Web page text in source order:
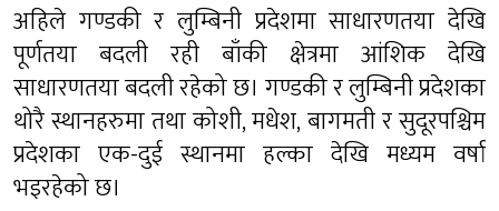
अहिले गण्डकी र लुम्बिनी प्रदेशमा साधारणतया देखि
पूर्णतया बदली रही बाँकी क्षेत्रमा आंशिक देखि
साधारणतया बदली रहेको छ। गण्डकी र लुम्बिनी प्रदेशका
थोरै स्थानहरुमा तथा कोशी, मधेश, बागमती र सुदूरपश्चिम
प्रदेशका एक-दुई स्थानमा हल्का देखि मध्यम वर्षा
भइरहेको छ।